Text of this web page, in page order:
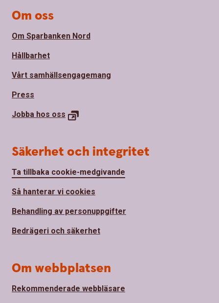
Om oss
Om Sparbanken Nord
Hållbarhet
Vårt samhällsengagemang
Press
Jobba hos oss
Säkerhet och integritet
Ta tillbaka cookie-medgivande
Så hanterar vi cookies
Behandling av personuppgifter
Bedrägeri och säkerhet
Om webbplatsen
Rekommenderade webbläsare